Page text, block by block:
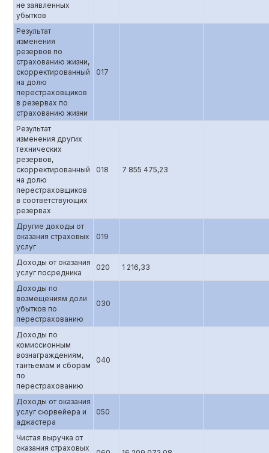
не заявленных
убытков
Результат
изменения
резервов по
страхованию жизни,
скорректированный
на долю
перестраховщиков
в резервах по
страхованию жизни
017
Результат
изменения других
технических
резервов,
скорректированный
на долю
перестраховщиков
в соответствующих
резервах
018 7 855 475,23
Другие доходы от
оказания страховых
услуг
019
Доходы от оказания
услуг посредника
020 1 216,33
Доходы по
возмещениям доли
убытков по
перестрахованию
030
Доходы по
комиссионным
вознаграждениям,
тантьемам и сборам
по
перестрахованию
040
Доходы от оказания
услуг сюрвейера и
аджастера
050
Чистая выручка от
оказания страховых